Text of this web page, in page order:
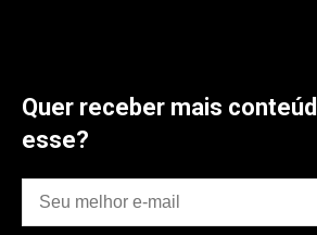
Quer receber mais
esse?